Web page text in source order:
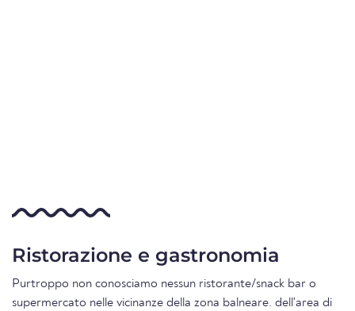
Ristorazione e gastronomia
Purtroppo non conosciamo nessun ristorante/snack bar o
supermercato nelle vicinanze della zona balneare. dell'area di